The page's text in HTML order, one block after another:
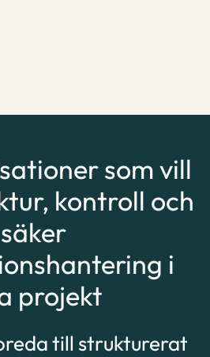
som vill
kontroll och
säker
i
projekt
till strukturerat